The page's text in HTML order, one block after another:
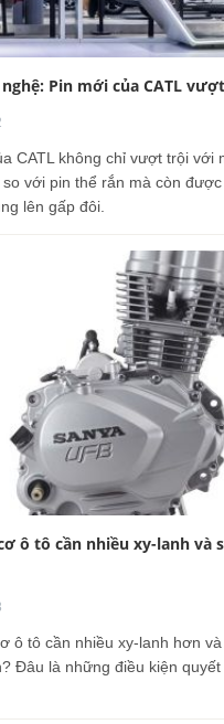
Pin mới của CATL
CATL không chỉ vượt trội với
với pin thể rắn mà còn
lên gấp đôi.
ô tô cần nhiều xy-lanh và
ô tô cần nhiều xy-lanh hơn
Đâu là những điều kiện